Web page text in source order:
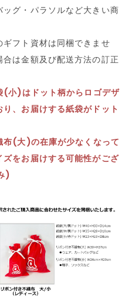
グ・パラソルなど大きい商
フト資材は同梱できませ
は金額及び配送方法の訂正
小)はドット柄からロゴデザ
、お届けする紙袋がドット
(大)の在庫が少なくなって
をお届けする可能性がござ
)